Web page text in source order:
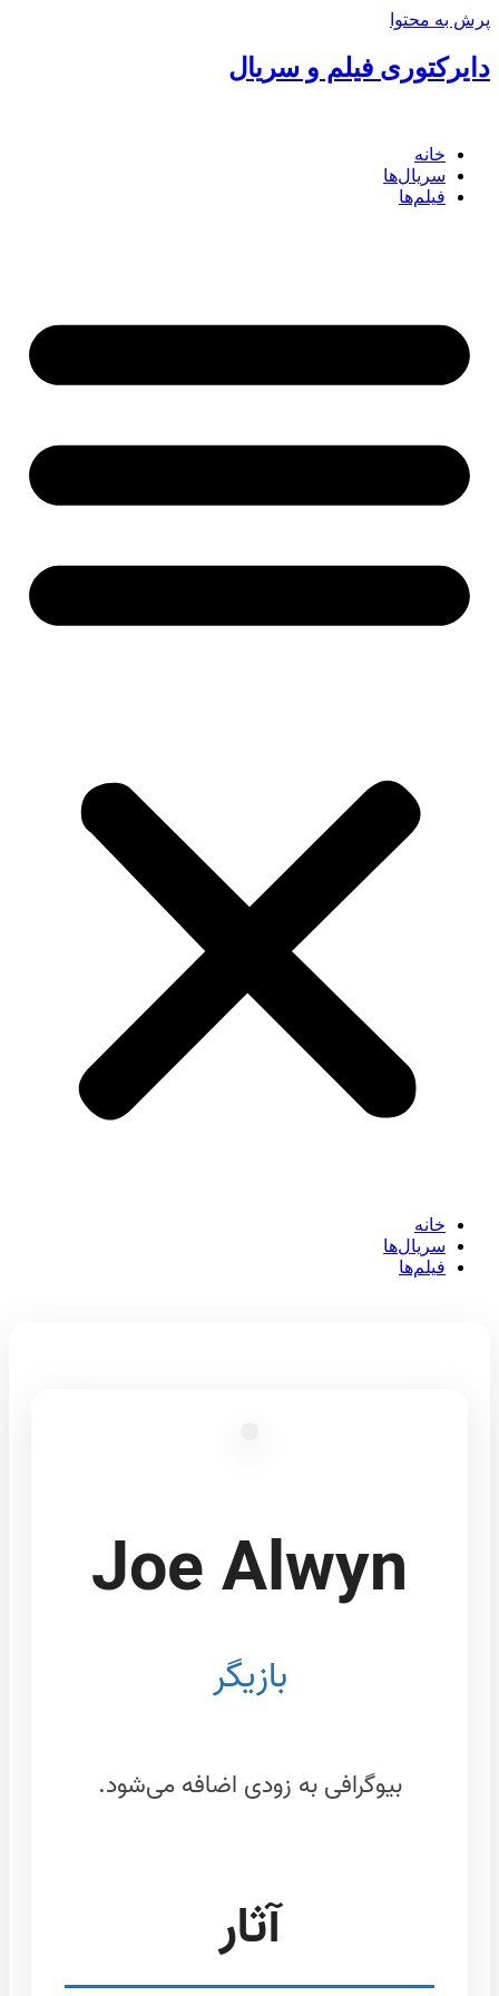
پرش به محتوا
دایرکتوری فیلم و سریال
خانه
سریال‌ها
فیلم‌ها
خانه
سریال‌ها
فیلم‌ها
Joe Alwyn
بازیگر
بیوگرافی به زودی اضافه می‌شود.
آثار